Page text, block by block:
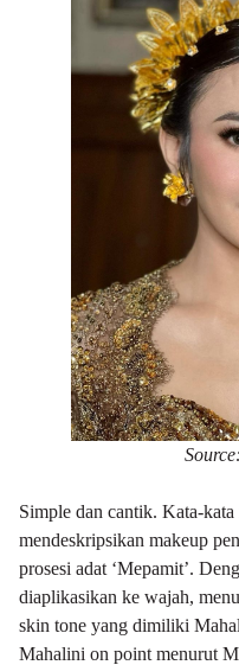
Simple dan cantik. Kata-
mendeskripsikan makeup
prosesi adat ‘Mepamit’.
diaplikasikan ke wajah,
skin tone yang dimiliki
Mahalini on point menurut